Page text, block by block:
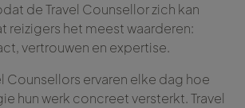
de Travel Counsellor zich kan
reizigers het meest waarderen:
vertrouwen en expertise.
Counsellors ervaren elke dag hoe
hun werk concreet versterkt. Travel